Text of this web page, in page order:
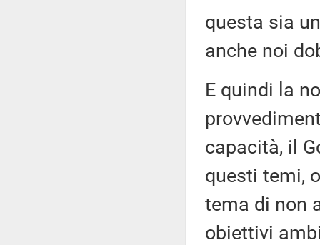
questa sia
anche noi
E quindi la
capacità, il
questi temi,
tema di non
obiettivi